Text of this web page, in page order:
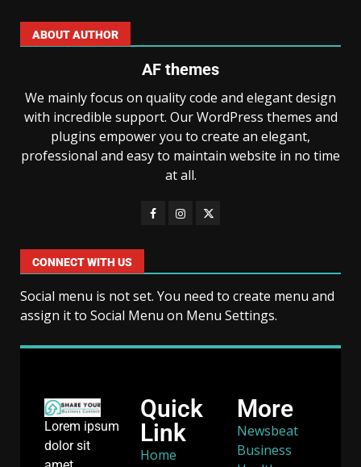
ABOUT AUTHOR
AF themes
We mainly focus on quality code and elegant design
with incredible support. Our WordPress themes and
plugins empower you to create an elegant,
professional and easy to maintain website in no time
at all.
CONNECT WITH US
Social menu is not set. You need to create menu and
assign it to Social Menu on Menu Settings.
Lorem ipsum
dolor sit
Quick
Link
Home
More
Newsbeat
Business